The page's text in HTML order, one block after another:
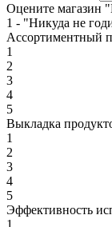
Оцените магазин
1 - "Никуда не
Ассортиментный
1
2
3
4
5
Выкладка
1
2
3
4
5
Эффективность
1